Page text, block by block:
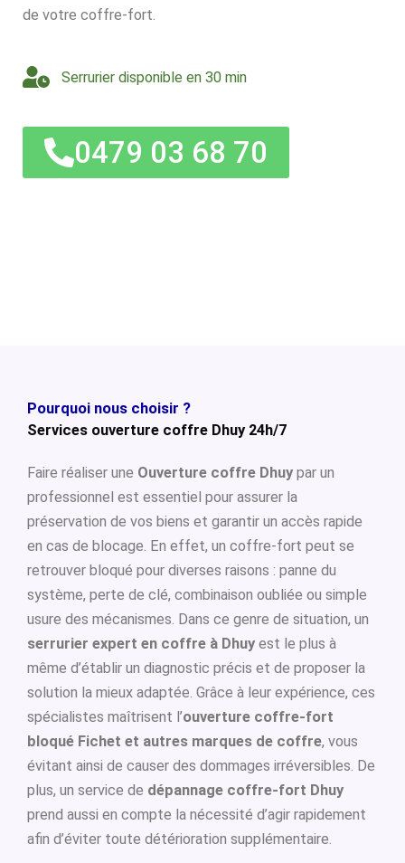
de votre coffre-fort.
Serrurier disponible en 30 min
0479 03 68 70
Pourquoi nous choisir ?
Services ouverture coffre Dhuy 24h/7
Faire réaliser une Ouverture coffre Dhuy par un
professionnel est essentiel pour assurer la
préservation de vos biens et garantir un accès rapide
en cas de blocage. En effet, un coffre-fort peut se
retrouver bloqué pour diverses raisons : panne du
système, perte de clé, combinaison oubliée ou simple
usure des mécanismes. Dans ce genre de situation, un
serrurier expert en coffre à Dhuy est le plus à
même d’établir un diagnostic précis et de proposer la
solution la mieux adaptée. Grâce à leur expérience, ces
spécialistes maîtrisent l’ouverture coffre-fort
bloqué Fichet et autres marques de coffre, vous
évitant ainsi de causer des dommages irréversibles. De
plus, un service de dépannage coffre-fort Dhuy
prend aussi en compte la nécessité d’agir rapidement
afin d’éviter toute détérioration supplémentaire.